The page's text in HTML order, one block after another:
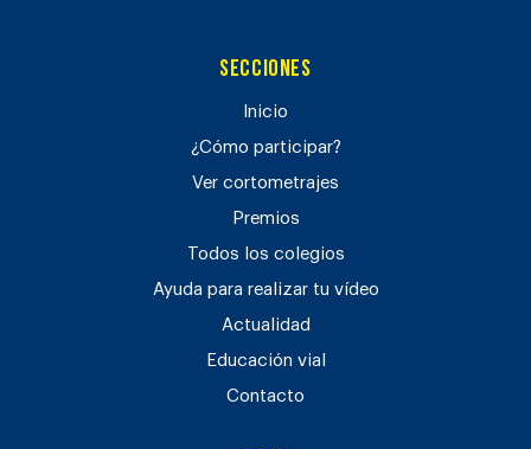
Secciones
Inicio
¿Cómo participar?
Ver cortometrajes
Premios
Todos los colegios
Ayuda para realizar tu vídeo
Actualidad
Educación vial
Contacto